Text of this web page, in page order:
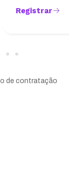
Registrar
de contratação